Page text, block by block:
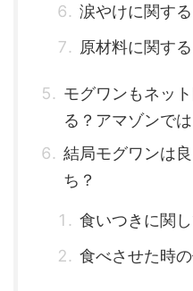
涙やけに関する
原材料に関する
モグワンもネッ
る？アマゾンでは
結局モグワンは
ち？
食いつきに関
食べさせた時